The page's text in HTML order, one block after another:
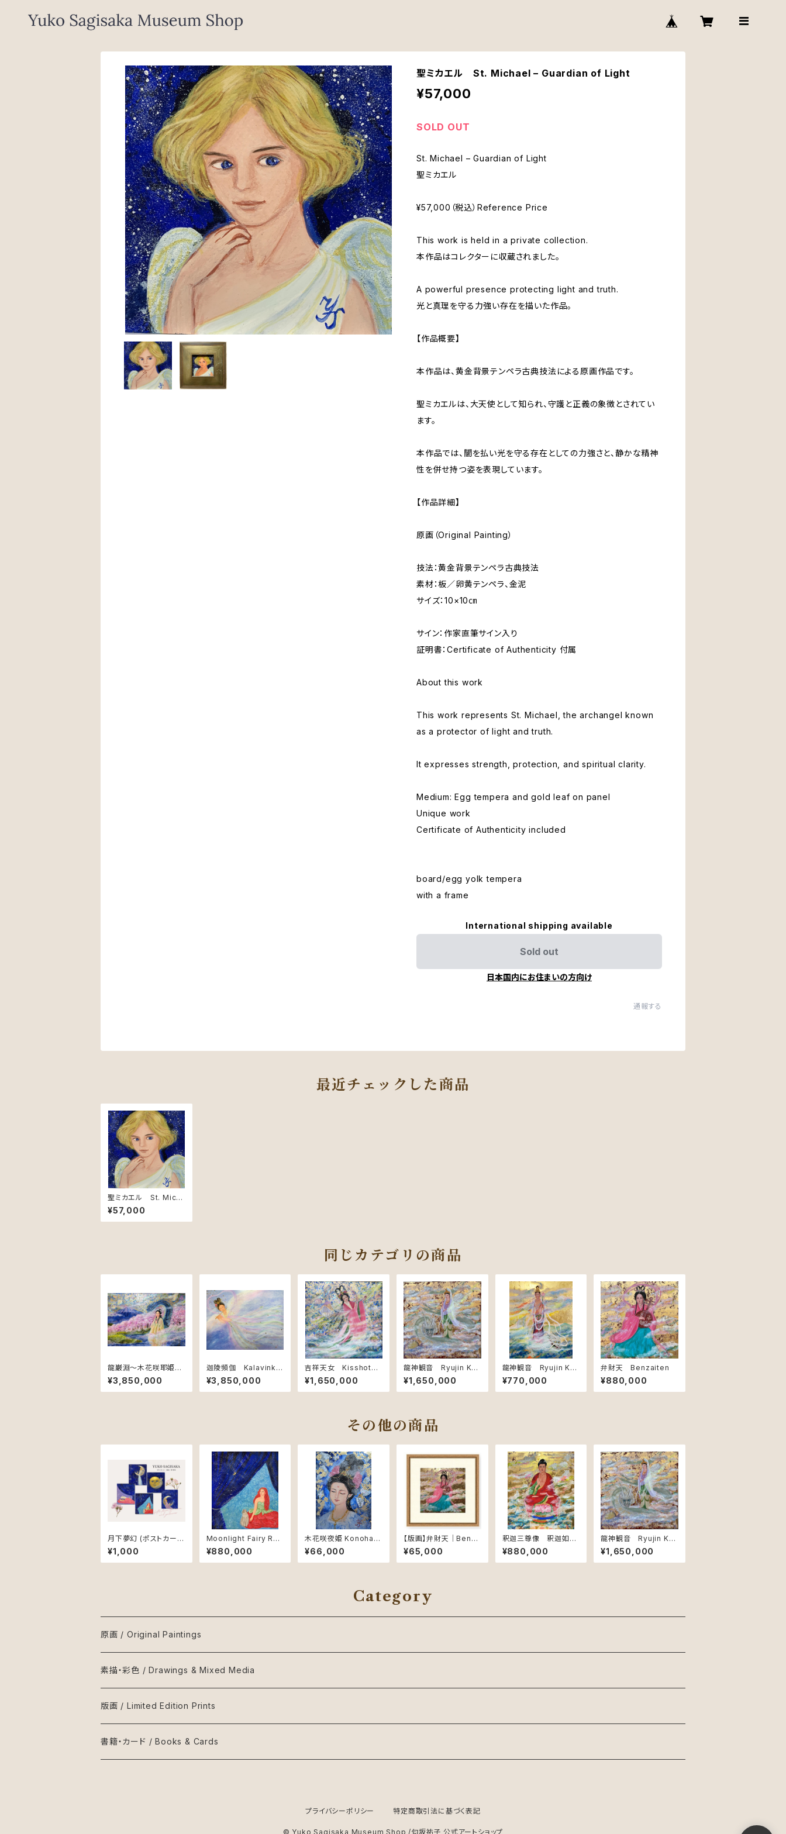
聖ミカエル St. Michael – Guardian of Light
¥57,000
SOLD OUT
St. Michael – Guardian of Light
聖ミカエル
¥57,000（税込）Reference Price
This work is held in a private collection.
本作品はコレクターに収蔵されました。
A powerful presence protecting light and truth.
光と真理を守る力強い存在を描いた作品。
【作品概要】
本作品は、黄金背景テンペラ古典技法による原画作品です。
聖ミカエルは、大天使として知られ、守護と正義の象徴とされてい
ます。
本作品では、闇を払い光を守る存在としての力強さと、静かな精神
性を併せ持つ姿を表現しています。
【作品詳細】
原画（Original Painting）
技法：黄金背景テンペラ古典技法
素材：板／卵黄テンペラ、金泥
サイズ：10×10㎝
サイン：作家直筆サイン入り
証明書：Certificate of Authenticity 付属
About this work
This work represents St. Michael, the archangel known
as a protector of light and truth.
It expresses strength, protection, and spiritual clarity.
Medium: Egg tempera and gold leaf on panel
Unique work
Certificate of Authenticity included
board/egg yolk tempera
with a frame
International shipping available
Sold out
日本国内にお住まいの方向け
通報する
最近チェックした商品
聖ミカエル St. Mich
ael – Guardian of Li
ght
¥57,000
同じカテゴリの商品
龍巌淵～木花咲耶姫と
青龍降臨の図（春の章）
Spring at Ryuganbu
chi – Konohanasaku
¥3,850,000
迦陵頻伽 Kalavinka
– The Celestial Son
gbird
¥3,850,000
吉祥天女 Kisshoten
nyo – Goddess of B
eauty and Prosperit
y
¥1,650,000
龍神観音 Ryujin Kan
non – Dragon Guard
ian of Compassion
¥1,650,000
龍神観音 Ryujin Kan
non – Dragon Guard
ian of Compassion
¥770,000
弁財天 Benzaiten
¥880,000
その他の商品
月下夢幻 (ポストカード
5枚セット) / Postcard
Set “Moonlight Dre
am”
¥1,000
Moonlight Fairy Ros
e 月下夢幻～薔薇の精
¥880,000
木花咲夜姫 Konohan
asakuya-hime – Blo
ssom of Life
¥66,000
【版画】弁財天｜Benza
iten（Limited Edition
Print）
¥65,000
釈迦三尊像 釈迦如
来 Shakyamuni Bu
ddha – The Enlighte
ned One
¥880,000
龍神観音 Ryujin Kan
non – Dragon Guard
ian of Compassion
¥1,650,000
Category
原画 / Original Paintings
素描・彩色 / Drawings & Mixed Media
版画 / Limited Edition Prints
書籍・カード / Books & Cards
プライバシーポリシー 特定商取引法に基づく表記
© Yuko Sagisaka Museum Shop /匂坂祐子 公式アートショップ